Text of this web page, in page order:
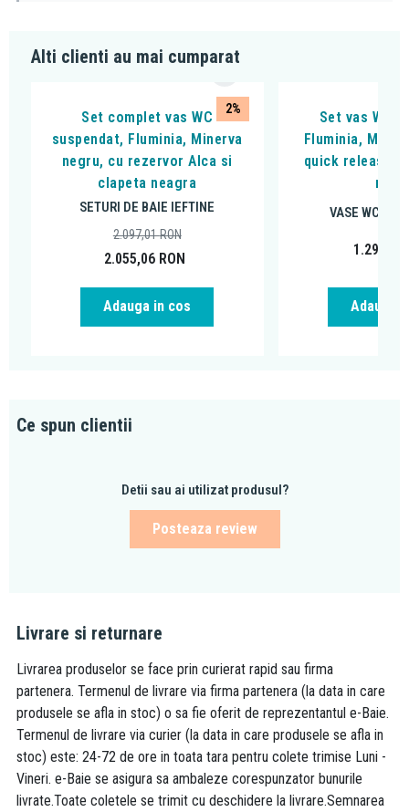
Alti clienti au mai cumparat
2%
Set complet vas WC
suspendat, Fluminia, Minerva
negru, cu rezervor Alca si
clapeta neagra
SETURI DE BAIE IEFTINE
2.055,06 RON
2.097,01RON
Adauga in cos
Set vas WC
Fluminia,
quick release
VASE WC
1.299,00
Adauga
Ce spun clientii
Detii sau ai utilizat produsul?
Posteaza review
Livrare si returnare
Livrarea produselor se face prin curierat rapid sau firma
partenera. Termenul de livrare via firma partenera (la data in care
produsele se afla in stoc) o sa fie oferit de reprezentantul e-Baie.
Termenul de livrare via curier (la data in care produsele se afla in
stoc) este: 24-72 de ore in toata tara pentru colete trimise Luni -
Vineri. e-Baie se asigura sa ambaleze corespunzator bunurile
livrate.Toate coletele se trimit cu deschidere la livrare.Semnarea